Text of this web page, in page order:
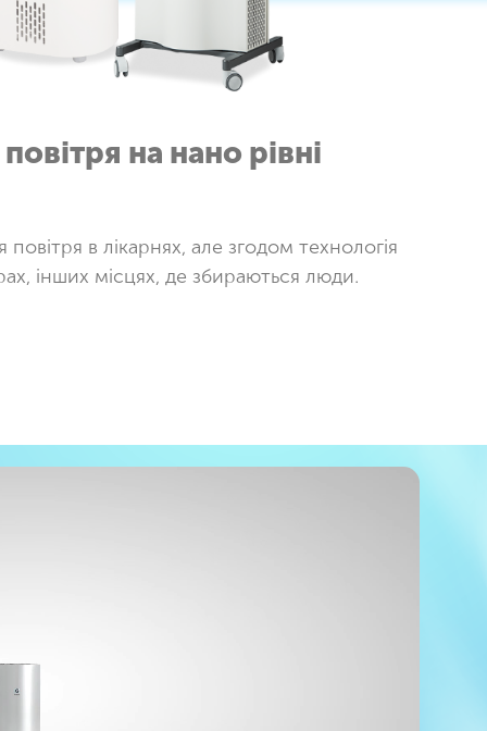
на нано рівні
в лікарнях, але згодом технологія
інших місцях, де збираються люди.